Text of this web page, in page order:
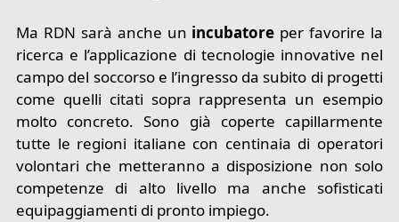
Ma RDN sarà anche un incubatore per favorire la
ricerca e l’applicazione di tecnologie innovative nel
campo del soccorso e l’ingresso da subito di progetti
come quelli citati sopra rappresenta un esempio
molto concreto. Sono già coperte capillarmente
tutte le regioni italiane con centinaia di operatori
volontari che metteranno a disposizione non solo
competenze di alto livello ma anche sofisticati
equipaggiamenti di pronto impiego.